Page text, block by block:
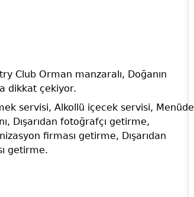
Club Orman manzaralı, Doğanın
dikkat çekiyor.
servisi, Alkollü içecek servisi, Menüde
Dışarıdan fotoğrafçı getirme,
firması getirme, Dışarıdan
getirme.